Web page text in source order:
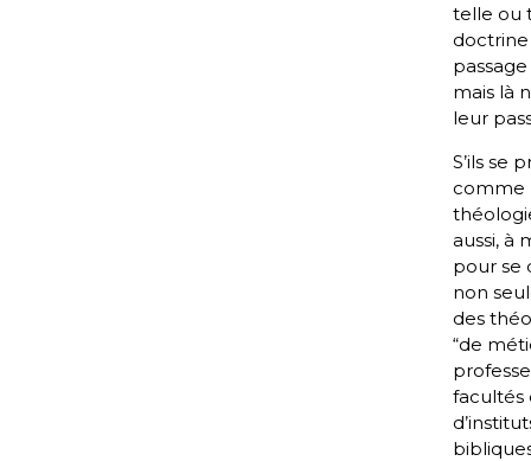
telle ou
mais là
leur
S’ils se
comme
aussi, à
pour se
non
des
“de
facultés